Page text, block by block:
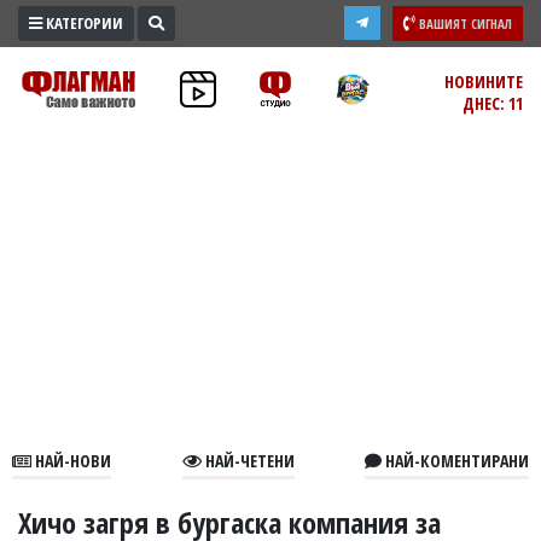
ПРОМО
ЗОНА
В
КАТЕГОРИИ ВАШИЯТ СИГНАЛ
НОВИНИТЕ
ДНЕС: 11
НАЙ-НОВИ НАЙ-ЧЕТЕНИ НАЙ-КОМЕНТИРАНИ
Хичо загря в бургаска компания за